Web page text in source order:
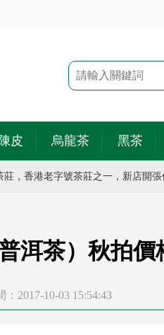
陳皮 烏龍茶 黑茶
港老字號茶莊之一，新店開張儀式
洱茶）秋拍價
：2017-10-03 15:54:43